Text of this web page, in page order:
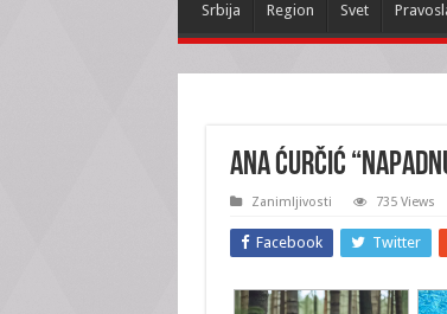
Srbija Region Svet
ANA ĆURČIĆ
Zanimljivosti 735 Views
Facebook Twitter